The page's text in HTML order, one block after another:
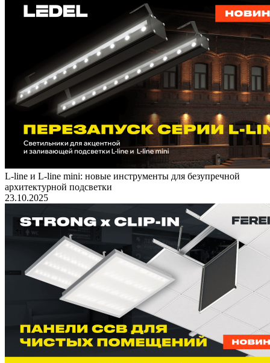
L-line и L-line mini: новые инструменты для безупречной
архитектурной подсветки
23.10.2025